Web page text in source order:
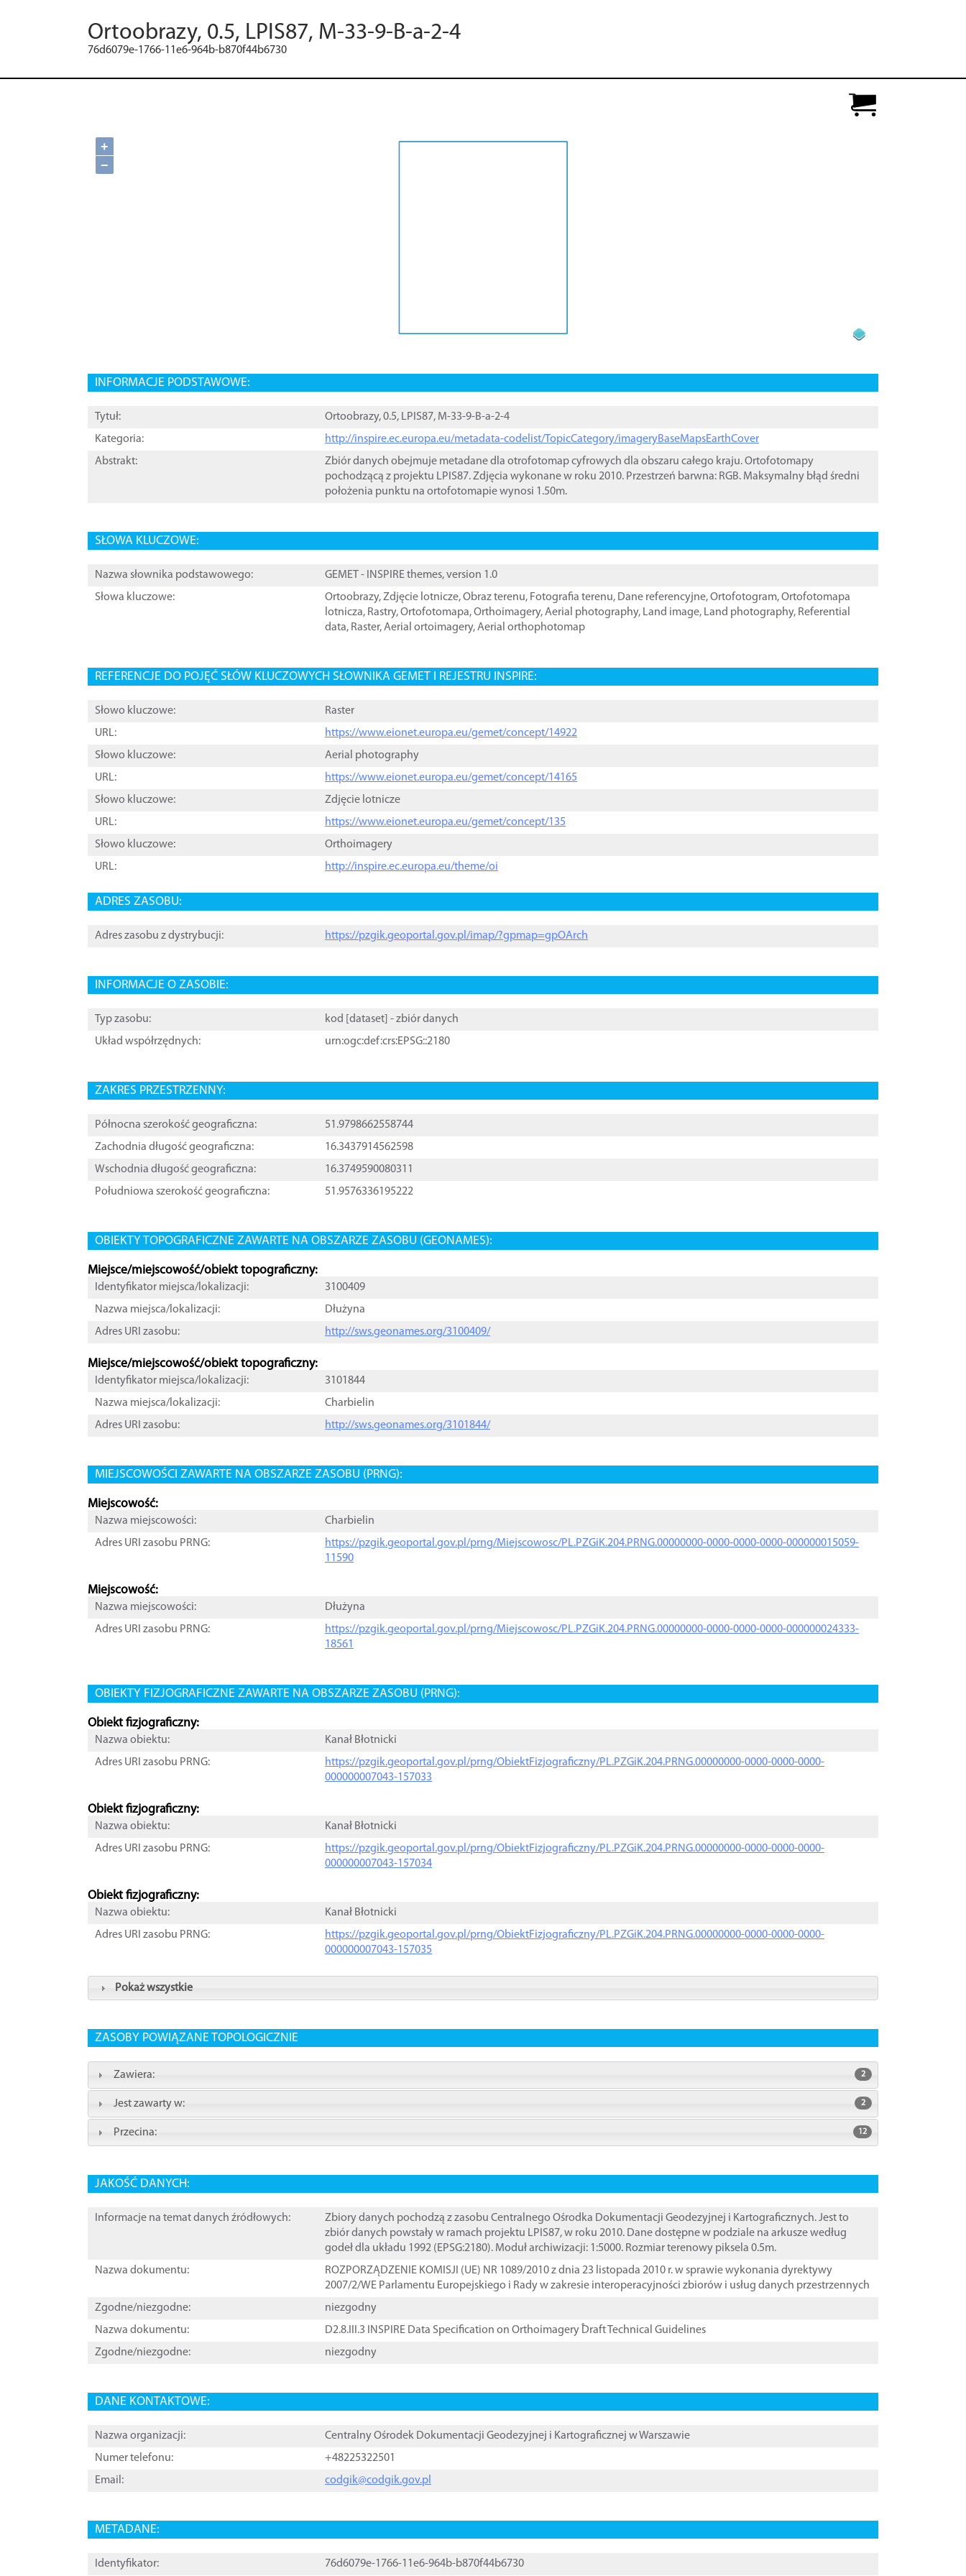
Ortoobrazy, 0.5, LPIS87, M-33-9-B-a-2-4
76d6079e-1766-11e6-964b-b870f44b6730
+
−
INFORMACJE PODSTAWOWE:
Tytuł:
Ortoobrazy, 0.5, LPIS87, M-33-9-B-a-2-4
Kategoria:
http://inspire.ec.europa.eu/metadata-codelist/TopicCategory/imageryBaseMapsEarthCover
Abstrakt:
Zbiór danych obejmuje metadane dla otrofotomap cyfrowych dla obszaru całego kraju. Ortofotomapy
pochodzącą z projektu LPIS87. Zdjęcia wykonane w roku 2010. Przestrzeń barwna: RGB. Maksymalny błąd średni
położenia punktu na ortofotomapie wynosi 1.50m.
SŁOWA KLUCZOWE:
Nazwa słownika podstawowego:
GEMET - INSPIRE themes, version 1.0
Słowa kluczowe:
Ortoobrazy,Zdjęcie lotnicze,Obraz terenu, Fotografia terenu, Dane referencyjne,Ortofotogram,Ortofotomapa
lotnicza, Rastry,Ortofotomapa,Orthoimagery,Aerial photography, Land image, Land photography, Referential
data, Raster,Aerial ortoimagery,Aerial orthophotomap
REFERENCJE DO POJĘĆ SŁÓW KLUCZOWYCH SŁOWNIKA GEMET I REJESTRU INSPIRE:
Słowo kluczowe:
Raster
URL:
https://www.eionet.europa.eu/gemet/concept/14922
Słowo kluczowe:
Aerial photography
URL:
https://www.eionet.europa.eu/gemet/concept/14165
Słowo kluczowe:
Zdjęcie lotnicze
URL:
https://www.eionet.europa.eu/gemet/concept/135
Słowo kluczowe:
Orthoimagery
URL:
http://inspire.ec.europa.eu/theme/oi
ADRES ZASOBU:
Adres zasobu z dystrybucji: https://pzgik.geoportal.gov.pl/imap/?gpmap=gpOArch
INFORMACJE O ZASOBIE:
Typ zasobu: kod [ dataset ] - zbiór danych
Układ współrzędnych:
urn:ogc:def:crs:EPSG::2180
ZAKRES PRZESTRZENNY:
Północna szerokość geograficzna:
51.9798662558744
Zachodnia długość geograficzna:
16.3437914562598
Wschodnia długość geograficzna:
16.3749590080311
Południowa szerokość geograficzna:
51.9576336195222
OBIEKTY TOPOGRAFICZNE ZAWARTE NA OBSZARZE ZASOBU (GEONAMES):
Miejsce/miejscowość/obiekt topograficzny:
Identyfikator miejsca/lokalizacji:
3100409
Nazwa miejsca/lokalizacji:
Dłużyna
Adres URI zasobu:
http://sws.geonames.org/3100409/
Miejsce/miejscowość/obiekt topograficzny:
Identyfikator miejsca/lokalizacji:
3101844
Nazwa miejsca/lokalizacji:
Charbielin
Adres URI zasobu:
http://sws.geonames.org/3101844/
MIEJSCOWOŚCI ZAWARTE NA OBSZARZE ZASOBU (PRNG):
Miejscowość:
Nazwa miejscowości:
Charbielin
Adres URI zasobu PRNG:
https://pzgik.geoportal.gov.pl/prng/Miejscowosc/PL.PZGiK.204.PRNG.00000000-0000-0000-0000-000000015059-
11590
Miejscowość:
Nazwa miejscowości:
Dłużyna
Adres URI zasobu PRNG:
https://pzgik.geoportal.gov.pl/prng/Miejscowosc/PL.PZGiK.204.PRNG.00000000-0000-0000-0000-000000024333-
18561
OBIEKTY FIZJOGRAFICZNE ZAWARTE NA OBSZARZE ZASOBU (PRNG):
Obiekt fizjograficzny:
Nazwa obiektu:
Kanał Błotnicki
Adres URI zasobu PRNG:
https://pzgik.geoportal.gov.pl/prng/ObiektFizjograficzny/PL.PZGiK.204.PRNG.00000000-0000-0000-0000-
000000007043-157033
Obiekt fizjograficzny:
Nazwa obiektu:
Kanał Błotnicki
Adres URI zasobu PRNG:
https://pzgik.geoportal.gov.pl/prng/ObiektFizjograficzny/PL.PZGiK.204.PRNG.00000000-0000-0000-0000-
000000007043-157034
Obiekt fizjograficzny:
Nazwa obiektu:
Kanał Błotnicki
Adres URI zasobu PRNG:
https://pzgik.geoportal.gov.pl/prng/ObiektFizjograficzny/PL.PZGiK.204.PRNG.00000000-0000-0000-0000-
000000007043-157035
Pokaż wszystkie
ZASOBY POWIĄZANE TOPOLOGICZNIE
Zawiera: 2
Jest zawarty w: 2
Przecina: 12
JAKOŚĆ DANYCH:
Informacje na temat danych źródłowych:
Zbiory danych pochodzą z zasobu Centralnego Ośrodka Dokumentacji Geodezyjnej i Kartograficznych. Jest to
zbiór danych powstały w ramach projektu LPIS87, w roku 2010. Dane dostępne w podziale na arkusze według
godeł dla układu 1992 (EPSG:2180). Moduł archiwizacji: 1:5000. Rozmiar terenowy piksela 0.5m.
Nazwa dokumentu:
ROZPORZĄDZENIE KOMISJI (UE) NR 1089/2010 z dnia 23 listopada 2010 r. w sprawie wykonania dyrektywy
2007/2/WE Parlamentu Europejskiego i Rady w zakresie interoperacyjności zbiorów i usług danych przestrzennych
Zgodne/niezgodne:
niezgodny
Nazwa dokumentu:
D2.8.III.3 INSPIRE Data Specification on Orthoimagery ֠Draft Technical Guidelines
Zgodne/niezgodne:
niezgodny
DANE KONTAKTOWE:
Nazwa organizacji:
Centralny Ośrodek Dokumentacji Geodezyjnej i Kartograficznej w Warszawie
Numer telefonu:
+48225322501
Email:
codgik@codgik.gov.pl
METADANE:
Identyfikator: 76d6079e-1766-11e6-964b-b870f44b6730